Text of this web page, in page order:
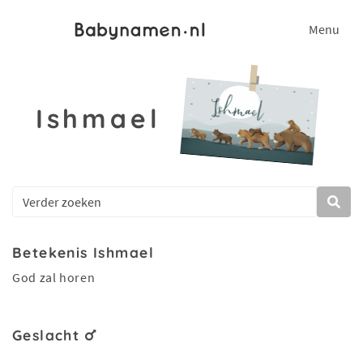
Menu
Ishmael
Betekenis Ishmael
God zal horen
Geslacht